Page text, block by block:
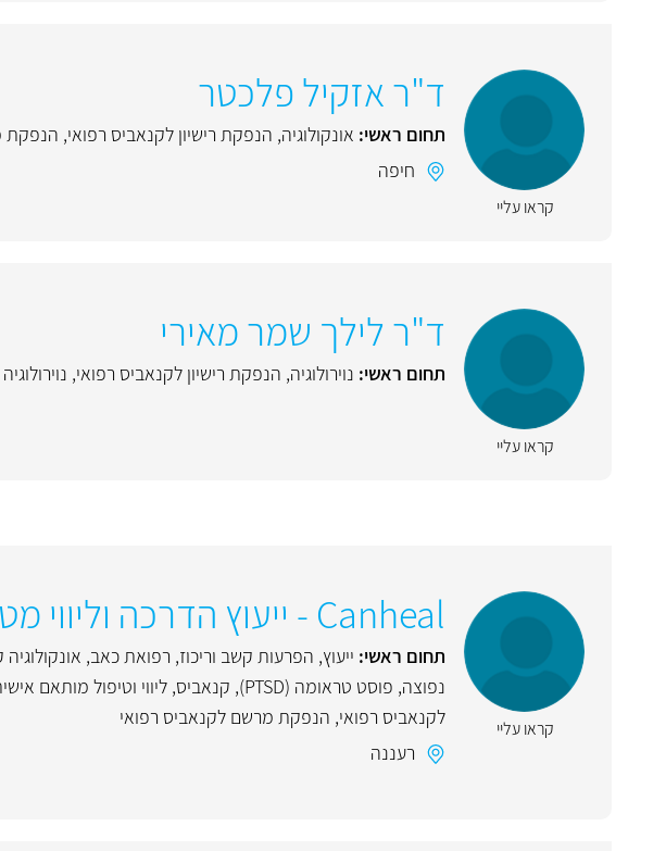
קראו עליי
ד"ר אזקיל פלכטר
תחום ראשי: אונקולוגיה, הנפקת רישיון לקנאביס רפואי, הנפקת
חיפה
קראו עליי
ד"ר לילך שמר מאירי
תחום ראשי: נוירולוגיה, הנפקת רישיון לקנאביס רפואי,
קראו עליי
Canheal - ייעוץ הדרכה וליווי מטופלי קנאביס
תחום ראשי: ייעוץ, הפרעות קשב וריכוז, רפואת כאב,
נפוצה, פוסט טראומה (PTSD) , קנאביס, ליווי וטיפול מותאם
לקנאביס רפואי, הנפקת מרשם לקנאביס רפואי
רעננה